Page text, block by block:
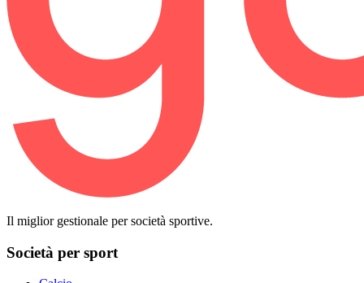
Il miglior gestionale per società sportive.
Società per sport